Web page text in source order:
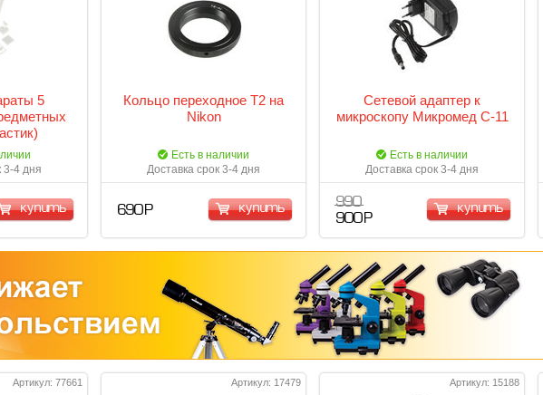
5
3-4 дня
купить
Кольцо переходное T2 на
Nikon
Есть в наличии
Доставка срок 3-4 дня
690 Р купить
Сетевой адаптер к
микроскопу Микромед С-11
Есть в наличии
Доставка срок 3-4 дня
990
900 Р
купить
Артикул: 77661 Артикул: 17479 Артикул: 15188